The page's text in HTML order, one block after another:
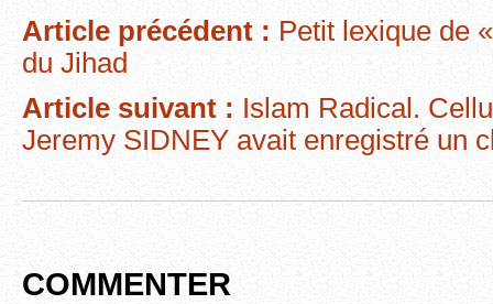
e
b
o
o
k
er
di g
Article précédent : Petit lexique de
du Jihad
Article suivant : Islam Radical.
Jeremy SIDNEY avait enregistré un
COMMENTER